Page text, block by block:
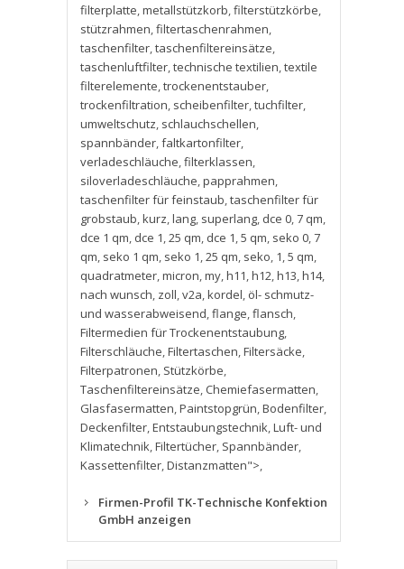
filterplatte,metallstützkorb,filterstützkörbe,
stützrahmen,filtertaschenrahmen,
taschenfilter,taschenfiltereinsätze,
taschenluftfilter,technische textilien,textile
filterelemente,trockenentstauber,
trockenfiltration, scheibenfilter,tuchfilter,
umweltschutz, schlauchschellen,
spannbänder,faltkartonfilter,
verladeschläuche,filterklassen,
siloverladeschläuche,papprahmen,
taschenfilter für feinstaub,taschenfilter für
grobstaub,kurz,lang, superlang, dce 0,7 qm,
dce 1 qm, dce 1,25 qm, dce 1,5 qm, seko 0,7
qm, seko 1 qm, seko 1,25 qm, seko, 1,5 qm,
quadratmeter,micron,my,h11,h12,h13,h14,
nach wunsch, zoll,v2a,kordel, öl- schmutz-
und wasserabweisend,flange,flansch,
Filtermedien für Trockenentstaubung,
Filterschläuche,Filtertaschen,Filtersäcke,
Filterpatronen, Stützkörbe,
Taschenfiltereinsätze, Chemiefasermatten,
Glasfasermatten,Paintstopgrün,Bodenfilter,
Deckenfilter,Entstaubungstechnik,Luft- und
Klimatechnik,Filtertücher, Spannbänder,
Kassettenfilter,Distanzmatten">,
Firmen-Profil TK-Technische Konfektion
GmbH anzeigen